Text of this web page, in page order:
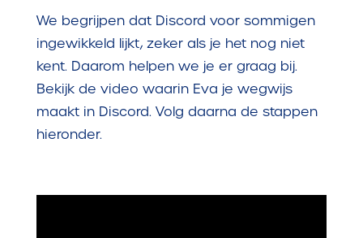
We begrijpen dat Discord voor sommigen
ingewikkeld lijkt, zeker als je het nog niet
kent. Daarom helpen we je er graag bij.
Bekijk de video waarin Eva je wegwijs
maakt in Discord. Volg daarna de stappen
hieronder.